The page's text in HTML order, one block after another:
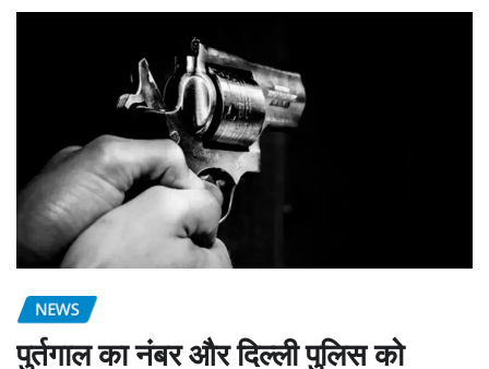
NEWS
पुर्तगाल का नंबर और दिल्ली पुलिस को